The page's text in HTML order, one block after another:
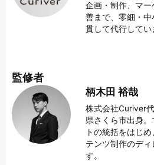
企画・制作、マ
善まで、零細・
貫して代行してい
監修者
柄木田 裕哉
株式会社Curiver
県さくら市出身
トの統括をはじ
テンツ制作のデ
す。